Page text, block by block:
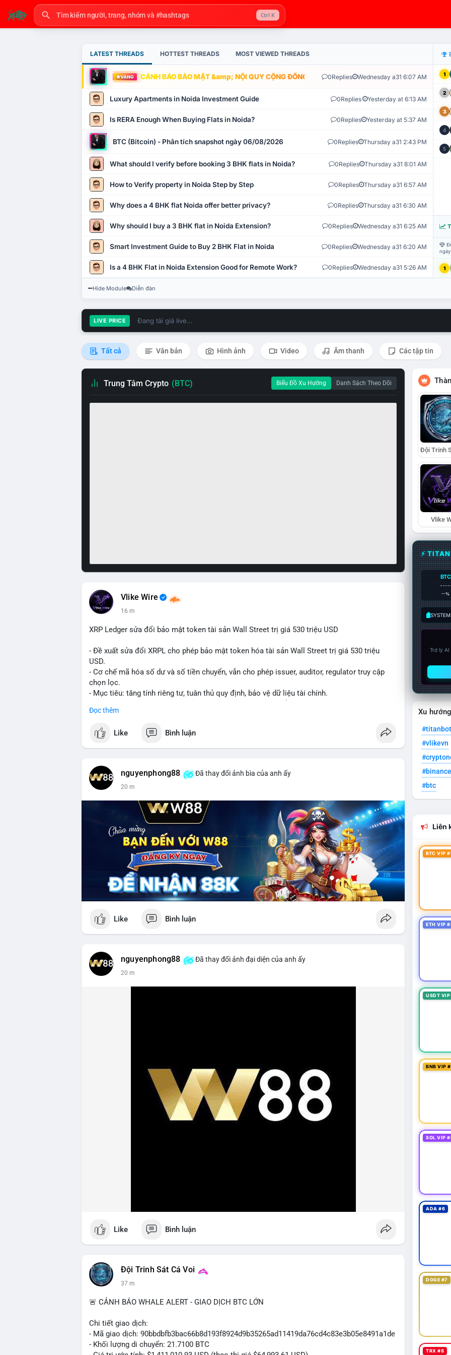
Ctrl K
LATEST THREADS HOTTEST THREADS MOST VIEWED THREADS
VÀNG CẢNH BÁO BẢO MẬT &amp; NỘI QUY CỘNG ĐỒNG VLIKE.VN: HỆ THỐNG GIÁM SÁT TỰ
0Replies Wednesday a31 6:07 AM
Luxury Apartments in Noida Investment Guide 0Replies Yesterday at 6:13 AM
Is RERA Enough When Buying Flats in Noida? 0Replies Yesterday at 5:37 AM
BTC (Bitcoin) - Phân tích snapshot ngày 06/08/2026 0Replies Thursday a31 2:43 PM
What should I verify before booking 3 BHK flats in Noida? 0Replies Thursday a31 8:01 AM
How to Verify property in Noida Step by Step 0Replies Thursday a31 6:57 AM
Why does a 4 BHK flat Noida offer better privacy? 0Replies Thursday a31 6:30 AM
Why should I buy a 3 BHK flat in Noida Extension? 0Replies Wednesday a31 6:25 AM
Smart Investment Guide to Buy 2 BHK Flat in Noida 0Replies Wednesday a31 6:20 AM
Is a 4 BHK Flat in Noida Extension Good for Remote Work? 0Replies Wednesday a31 5:26 AM
1
2
3
4
5
1
Hide Module Diễn đàn
LIVE PRICE Đang tải giá live...
Tất cả Văn bản Hình ảnh Video Âm thanh Các tập tin
Trung Tâm Crypto (BTC) Biểu Đồ Xu Hướng Danh Sách Theo Dõi
Vlike Wire
16 m
XRP Ledger sửa đổi bảo mật token tài sản Wall Street trị giá 530 triệu USD
- Đề xuất sửa đổi XRPL cho phép bảo mật token hóa tài sản Wall Street trị giá 530 triệu
USD.
- Cơ chế mã hóa số dư và số tiền chuyển, vẫn cho phép issuer, auditor, regulator truy cập
chọn lọc.
- Mục tiêu: tăng tính riêng tư, tuân thủ quy định, bảo vệ dữ liệu tài chính.
$xrp
#vlikevn
📰 Nguồn: CoinDesk
Đọc thêm
Like Bình luận
nguyenphong88 Đã thay đổi ảnh bìa của anh ấy
20 m
Like Bình luận
nguyenphong88 Đã thay đổi ảnh đại diện của anh ấy
20 m
Like Bình luận
Đội Trinh Sát Cá Voi
37 m
🚨 CẢNH BÁO WHALE ALERT - GIAO DỊCH BTC LỚN
Chi tiết giao dịch:
- Mã giao dịch: 90bbdbfb3bac66b8d193f8924d9b35265ad11419da76cd4c83e3b05e8491a1de
- Khối lượng di chuyển: 21.7100 BTC
Vlike
⚡
BTC
--%
Trợ lý
Xu
#titanbot
#vlikevn
#btc
Liên
BTC VIP
ETH VIP
USDT
BNB VIP
SOL VIP
ADA #6
DOGE #7
TRX #8